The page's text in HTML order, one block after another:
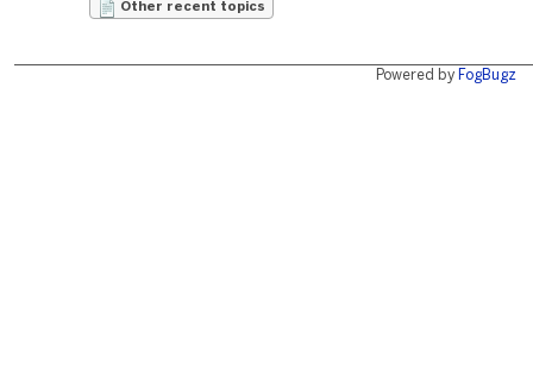
Other recent topics
Powered by FogBugz